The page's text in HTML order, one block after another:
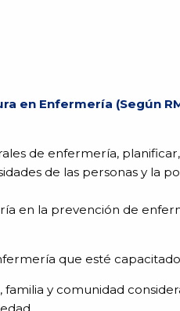
Enfermería (Según RM
de enfermería,
de las personas y la
en la prevención de
que esté
y comunidad